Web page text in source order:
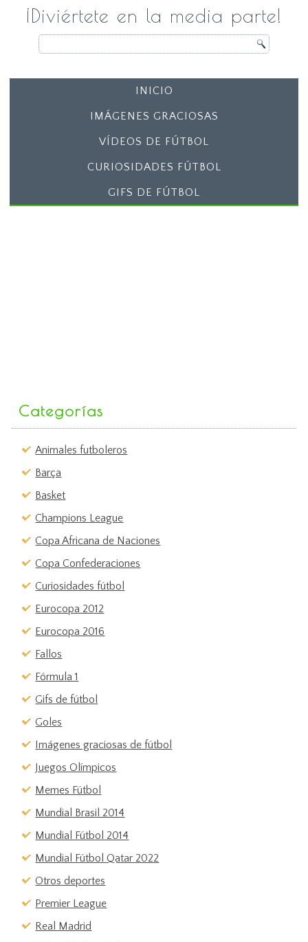
¡Diviértete en la media parte!
INICIO
IMÁGENES GRACIOSAS
VÍDEOS DE FÚTBOL
CURIOSIDADES FÚTBOL
GIFS DE FÚTBOL
Categorías
Animales futboleros
Barça
Basket
Champions League
Copa Africana de Naciones
Copa Confederaciones
Curiosidades fútbol
Eurocopa 2012
Eurocopa 2016
Fallos
Fórmula 1
Gifs de fútbol
Goles
Imágenes graciosas de fútbol
Juegos Olímpicos
Memes Fútbol
Mundial Brasil 2014
Mundial Fútbol 2014
Mundial Fútbol Qatar 2022
Otros deportes
Premier League
Real Madrid